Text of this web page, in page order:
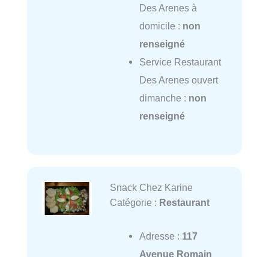
Des Arenes à
domicile : non
renseigné
Service Restaurant
Des Arenes ouvert
dimanche : non
renseigné
Snack Chez Karine
Catégorie : Restaurant
Adresse : 117
Avenue Romain